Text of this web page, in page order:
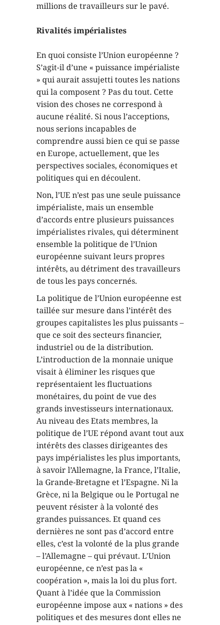
millions de travailleurs sur le pavé.
Rivalités impérialistes
En quoi consiste l’Union européenne ?
S’agit-il d’une « puissance impérialiste
» qui aurait assujetti toutes les nations
qui la composent ? Pas du tout. Cette
vision des choses ne correspond à
aucune réalité. Si nous l’acceptions,
nous serions incapables de
comprendre aussi bien ce qui se passe
en Europe, actuellement, que les
perspectives sociales, économiques et
politiques qui en découlent.
Non, l’UE n’est pas une seule puissance
impérialiste, mais un ensemble
d’accords entre plusieurs puissances
impérialistes rivales, qui déterminent
ensemble la politique de l’Union
européenne suivant leurs propres
intérêts, au détriment des travailleurs
de tous les pays concernés.
La politique de l’Union européenne est
taillée sur mesure dans l’intérêt des
groupes capitalistes les plus puissants –
que ce soit des secteurs financier,
industriel ou de la distribution.
L’introduction de la monnaie unique
visait à éliminer les risques que
représentaient les fluctuations
monétaires, du point de vue des
grands investisseurs internationaux.
Au niveau des Etats membres, la
politique de l’UE répond avant tout aux
intérêts des classes dirigeantes des
pays impérialistes les plus importants,
à savoir l’Allemagne, la France, l’Italie,
la Grande-Bretagne et l’Espagne. Ni la
Grèce, ni la Belgique ou le Portugal ne
peuvent résister à la volonté des
grandes puissances. Et quand ces
dernières ne sont pas d’accord entre
elles, c’est la volonté de la plus grande
– l’Allemagne – qui prévaut. L’Union
européenne, ce n’est pas la «
coopération », mais la loi du plus fort.
Quant à l’idée que la Commission
européenne impose aux « nations » des
politiques et des mesures dont elles ne